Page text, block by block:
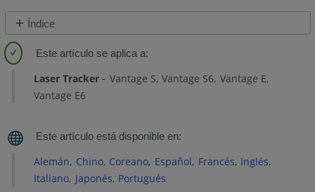
Guardar
como
PDF
Compartir
Índice
general
Movimientos,
luces
Follow
me
Laser Tracker Vantage S Vantage S6 Vantage E
Vantage E6
Alemán Chino Coreano Español Francés Inglés
Italiano Japonés Portugués